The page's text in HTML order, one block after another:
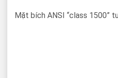
Mặt bích ANSI “class 1500”